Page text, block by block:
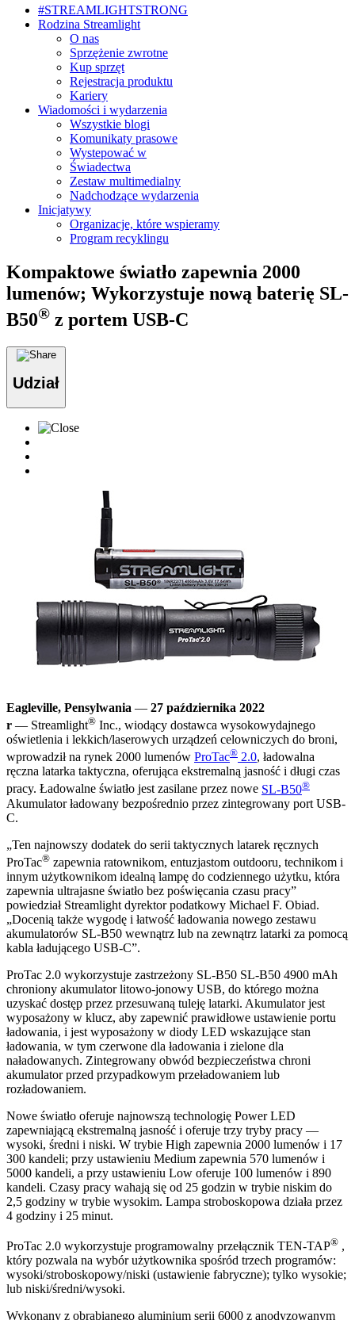
#STREAMLIGHTSTRONG
Rodzina Streamlight
O nas
Sprzężenie zwrotne
Kup sprzęt
Rejestracja produktu
Kariery
Wiadomości i wydarzenia
Wszystkie blogi
Komunikaty prasowe
Wystepować w
Świadectwa
Zestaw multimedialny
Nadchodzące wydarzenia
Inicjatywy
Organizacje, które wspieramy
Program recyklingu
Kompaktowe światło zapewnia 2000
lumenów; Wykorzystuje nową baterię SL-
B50® z portem USB-C
Udział
Eagleville, Pensylwania — 27 października 2022
r — Streamlight® Inc., wiodący dostawca wysokowydajnego
oświetlenia i lekkich/laserowych urządzeń celowniczych do broni,
wprowadził na rynek 2000 lumenów ProTac® 2.0, ładowalna
ręczna latarka taktyczna, oferująca ekstremalną jasność i długi czas
pracy. Ładowalne światło jest zasilane przez nowe SL-B50®
Akumulator ładowany bezpośrednio przez zintegrowany port USB-
C.
„Ten najnowszy dodatek do serii taktycznych latarek ręcznych
ProTac® zapewnia ratownikom, entuzjastom outdooru, technikom i
innym użytkownikom idealną lampę do codziennego użytku, która
zapewnia ultrajasne światło bez poświęcania czasu pracy”
powiedział Streamlight dyrektor podatkowy Michael F. Obiad.
„Docenią także wygodę i łatwość ładowania nowego zestawu
akumulatorów SL-B50 wewnątrz lub na zewnątrz latarki za pomocą
kabla ładującego USB-C”.
ProTac 2.0 wykorzystuje zastrzeżony SL-B50 SL-B50 4900 mAh
chroniony akumulator litowo-jonowy USB, do którego można
uzyskać dostęp przez przesuwaną tuleję latarki. Akumulator jest
wyposażony w klucz, aby zapewnić prawidłowe ustawienie portu
ładowania, i jest wyposażony w diody LED wskazujące stan
ładowania, w tym czerwone dla ładowania i zielone dla
naładowanych. Zintegrowany obwód bezpieczeństwa chroni
akumulator przed przypadkowym przeładowaniem lub
rozładowaniem.
Nowe światło oferuje najnowszą technologię Power LED
zapewniającą ekstremalną jasność i oferuje trzy tryby pracy —
wysoki, średni i niski. W trybie High zapewnia 2000 lumenów i 17
300 kandeli; przy ustawieniu Medium zapewnia 570 lumenów i
5000 kandeli, a przy ustawieniu Low oferuje 100 lumenów i 890
kandeli. Czasy pracy wahają się od 25 godzin w trybie niskim do
2,5 godziny w trybie wysokim. Lampa stroboskopowa działa przez
4 godziny i 25 minut.
ProTac 2.0 wykorzystuje programowalny przełącznik TEN-TAP® ,
który pozwala na wybór użytkownika spośród trzech programów:
wysoki/stroboskopowy/niski (ustawienie fabryczne); tylko wysokie;
lub niski/średni/wysoki.
Wykonany z obrabianego aluminium serii 6000 z anodyzowanym